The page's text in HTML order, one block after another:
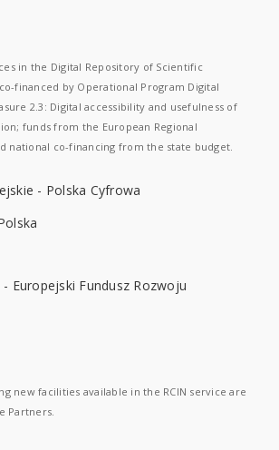
in the Digital Repository of Scientific
financed by Operational Program Digital
2.3: Digital accessibility and usefulness of
funds from the European Regional
national co-financing from the state budget.
new facilities available in the RCIN service are
Partners.